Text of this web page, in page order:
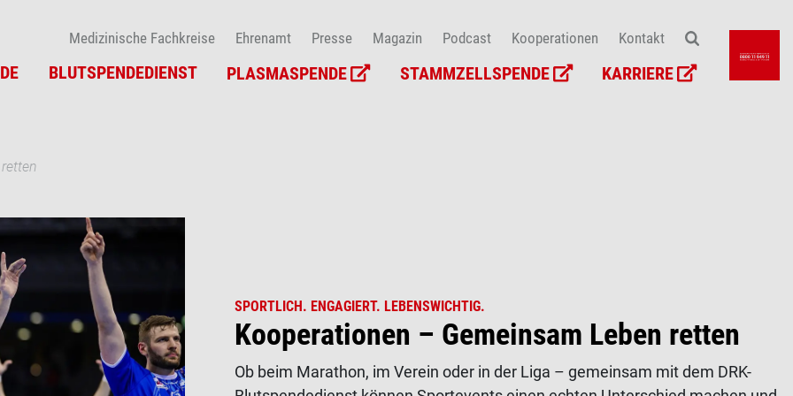
Medizinische Fachkreise Ehrenamt Presse Magazin Podcast Kooperationen Kontakt
BLUTSPENDEDIENST PLASMASPENDE STAMMZELLSPENDE KARRIERE
SPORTLICH. ENGAGIERT. LEBENSWICHTIG.
Kooperationen – Gemeinsam Leben retten
Ob beim Marathon, im Verein oder in der Liga – gemeinsam mit dem DRK-